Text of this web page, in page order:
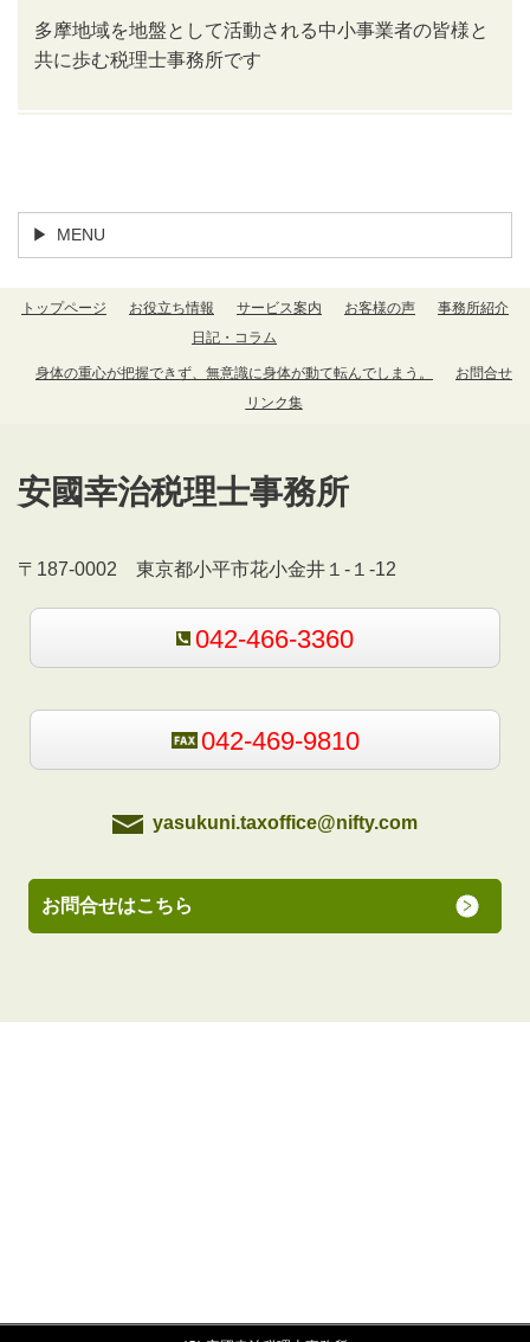
多摩地域を地盤として活動される中小事業者の皆様と
共に歩む税理士事務所です
MENU
トップページ お役立ち情報 サービス案内 お客様の声
事務所紹介
日記・コラム
身体の重心が把握できず、無意識に身体が動て転んでしまう。
お問合せ
リンク集
安國幸治税理士事務所
〒187-0002 東京都小平市花小金井１-１-12
042-466-3360
042-469-9810
yasukuni.taxoffice@nifty.com
お問合せはこちら